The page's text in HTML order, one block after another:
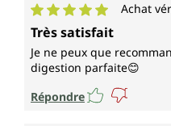
Note moyenne de 5 sur
Achat
Très satisfait
Je ne peux que
digestion parfaite😊
Répondre